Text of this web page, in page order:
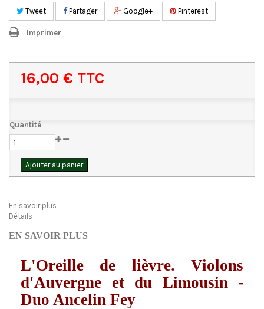
Tweet Partager Google+ Pinterest
Imprimer
16,00 € TTC
Quantité
Ajouter au panier
En savoir plus
Détails
EN SAVOIR PLUS
L'Oreille de lièvre. Violons
d'Auvergne et du Limousin -
Duo Ancelin Fey